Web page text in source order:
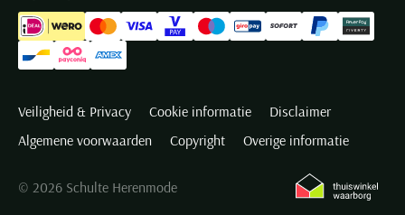
Veiligheid & Privacy Cookie informatie
Disclaimer
Algemene voorwaarden
Copyright Overige informatie
© 2026 Schulte Herenmode